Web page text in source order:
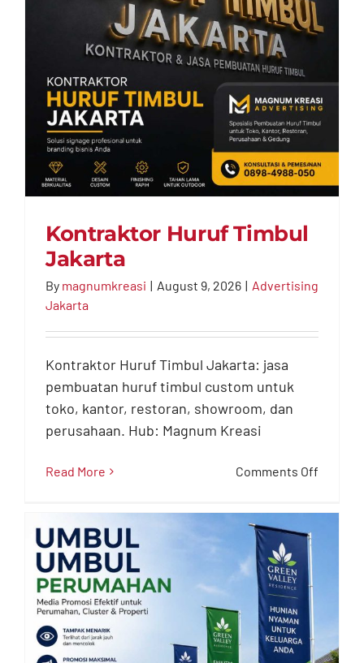
Jakarta
Kontraktor Huruf Timbul
Jakarta
By magnumkreasi | August 9, 2026 | Advertising
Jakarta
Kontraktor Huruf Timbul Jakarta: jasa
pembuatan huruf timbul custom untuk
toko, kantor, restoran, showroom, dan
perusahaan. Hub: Magnum Kreasi
Read More Comments Off
Huruf